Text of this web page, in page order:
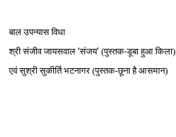
बाल उपन्‍यास विधा
श्री संजीव जायसवाल‘संजय’ (पुस्‍तक-डूबा हुआ किला)
एवं सुश्री सुकीर्ति भटनागर (पुस्‍तक-छूना है आसमान)